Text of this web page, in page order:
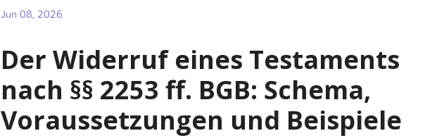
Jun 08, 2026
Der Widerruf eines Testaments
nach §§ 2253 ff. BGB: Schema,
Voraussetzungen und Beispiele